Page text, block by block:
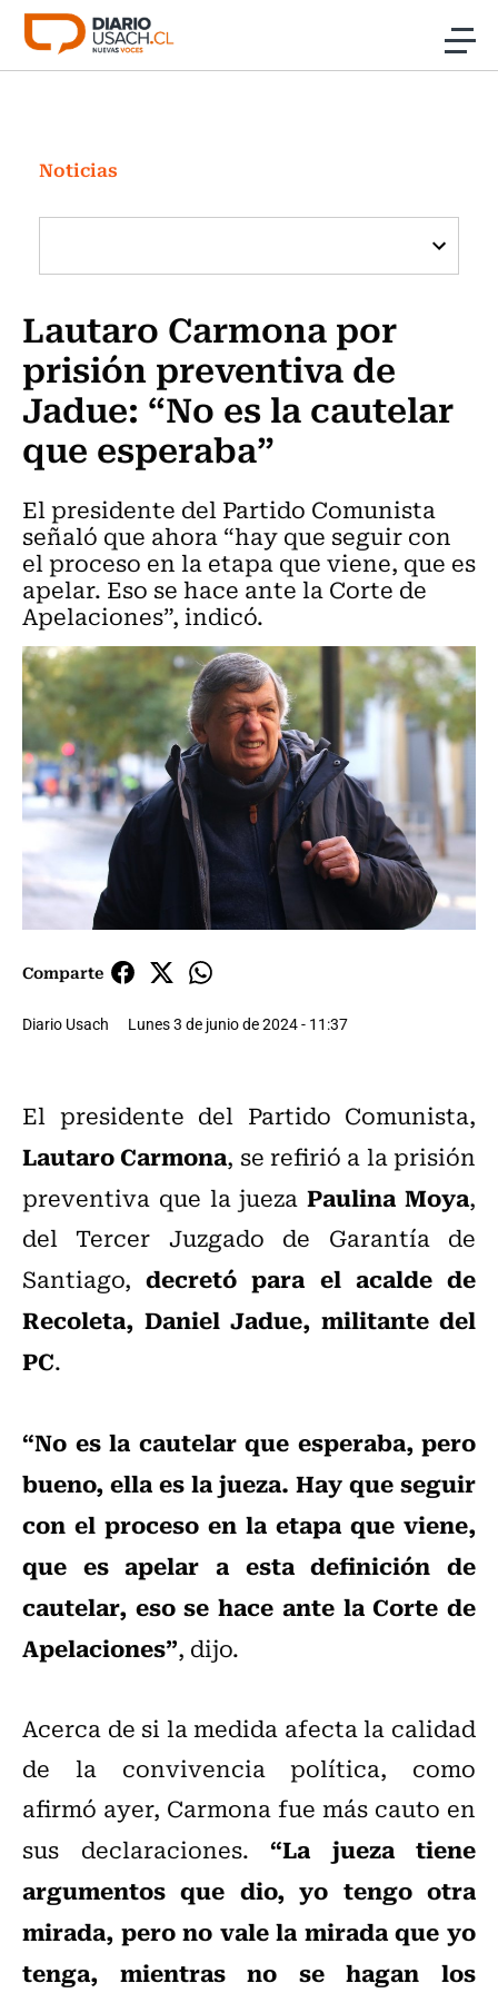
Click acá para ir directamente al contenido
Investigación
Cultura
Programas Radio y TV Usach
Noticias
Lautaro Carmona por
prisión preventiva de
Jadue: “No es la cautelar
que esperaba”
El presidente del Partido Comunista
señaló que ahora “hay que seguir con
el proceso en la etapa que viene, que es
apelar. Eso se hace ante la Corte de
Apelaciones”, indicó.
Comparte
Diario Usach Lunes 3 de junio de 2024 - 11:37
El presidente del Partido Comunista,
Lautaro Carmona, se refirió a la prisión
preventiva que la juezaPaulina Moya,
del Tercer Juzgado de Garantía de
Santiago,decretó para el acalde de
Recoleta, Daniel Jadue, militante del
PC.
“No es la cautelar que esperaba, pero
bueno, ella es la jueza. Hay que seguir
con el proceso en la etapa que viene,
que es apelar a esta definición de
cautelar, eso se hace ante la Corte de
Apelaciones”, dijo.
Acerca de si la medida afecta la calidad
de la convivencia política, como
afirmó ayer, Carmona fue más cauto en
sus declaraciones. “La jueza tiene
argumentos que dio, yo tengo otra
mirada, pero no vale la mirada que yo
tenga, mientras no se hagan los